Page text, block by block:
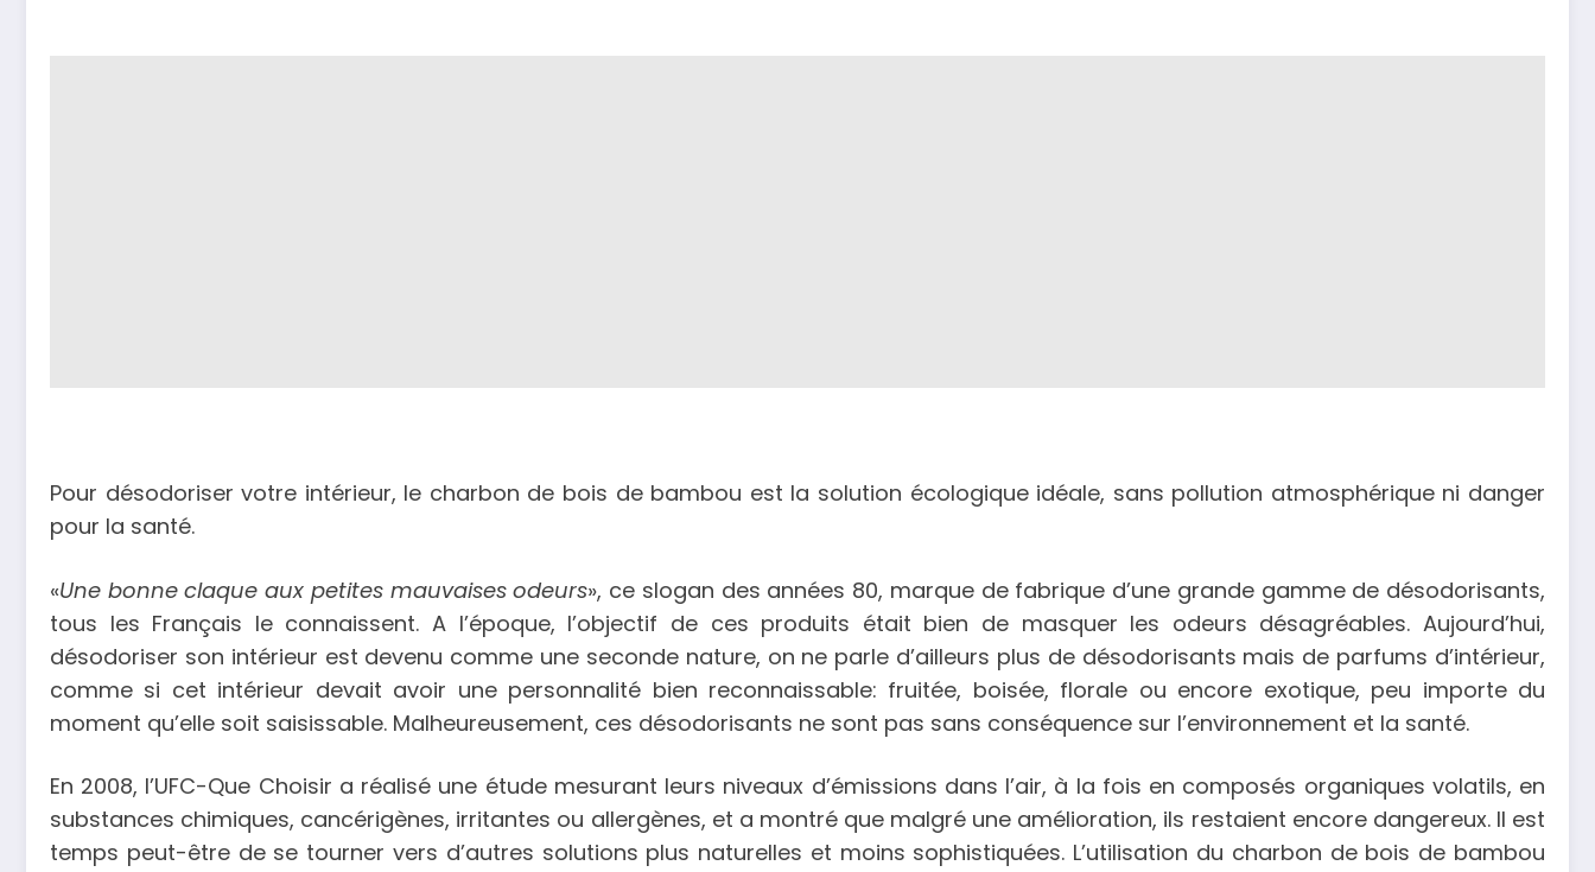
Pour désodoriser votre intérieur, le charbon de bois de bambou est la solution écologique idéale, sans pollution atmosphérique ni danger
pour la santé.
«Une bonne claque aux petites mauvaises odeurs», ce slogan des années 80, marque de fabrique d’une grande gamme de désodorisants,
tous les Français le connaissent. A l’époque, l’objectif de ces produits était bien de masquer les odeurs désagréables. Aujourd’hui,
désodoriser son intérieur est devenu comme une seconde nature, on ne parle d’ailleurs plus de désodorisants mais de parfums d’intérieur,
comme si cet intérieur devait avoir une personnalité bien reconnaissable: fruitée, boisée, florale ou encore exotique, peu importe du
moment qu’elle soit saisissable. Malheureusement, ces désodorisants ne sont pas sans conséquence sur l’environnement et la santé.
En 2008, l’UFC-Que Choisir a réalisé une étude mesurant leurs niveaux d’émissions dans l’air, à la fois en composés organiques volatils, en
substances chimiques, cancérigènes, irritantes ou allergènes, et a montré que malgré une amélioration, ils restaient encore dangereux. Il est
temps peut-être de se tourner vers d’autres solutions plus naturelles et moins sophistiquées. L’utilisation du charbon de bois de bambou